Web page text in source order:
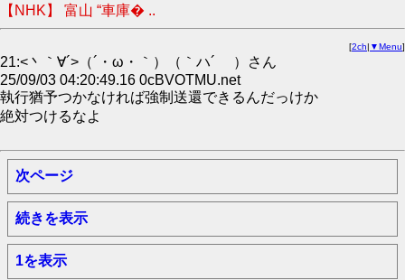
【NHK】 富山 “車庫� ..
[2ch| ▼Menu]
21:<丶｀∀´>（´・ω・｀）（｀ハ´ ）さん
25/09/03 04:20:49.16 0cBVOTMU.net
執行猶予つかなければ強制送還できるんだっけか
絶対つけるなよ
次ページ
続きを表示
1を表示